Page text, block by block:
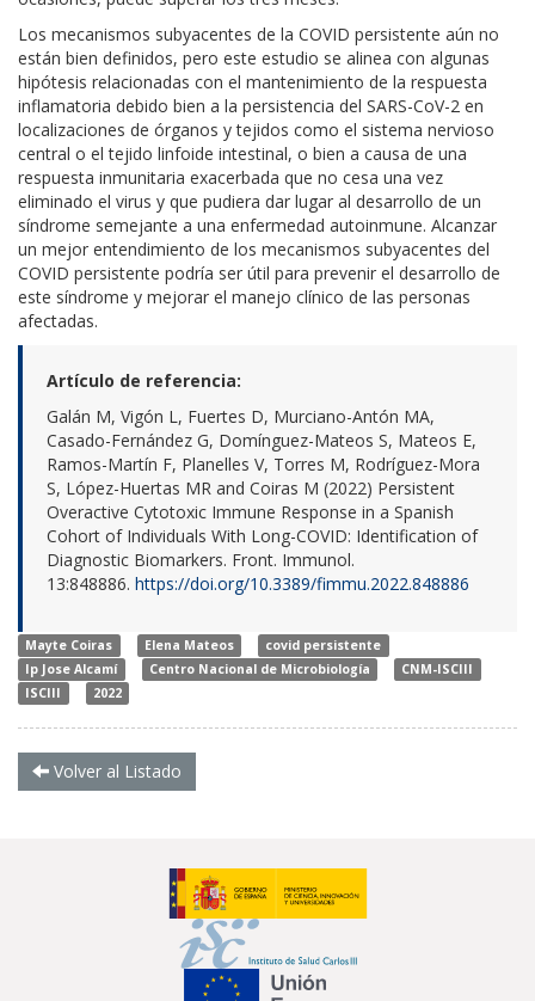
Los mecanismos subyacentes de la COVID persistente aún no
están bien definidos, pero este estudio se alinea con algunas
hipótesis relacionadas con el mantenimiento de la respuesta
inflamatoria debido bien a la persistencia del SARS-CoV-2 en
localizaciones de órganos y tejidos como el sistema nervioso
central o el tejido linfoide intestinal, o bien a causa de una
respuesta inmunitaria exacerbada que no cesa una vez
eliminado el virus y que pudiera dar lugar al desarrollo de un
síndrome semejante a una enfermedad autoinmune. Alcanzar
un mejor entendimiento de los mecanismos subyacentes del
COVID persistente podría ser útil para prevenir el desarrollo de
este síndrome y mejorar el manejo clínico de las personas
afectadas.
Artículo de referencia​:
Galán M, Vigón L, Fuertes D, Murciano-Antón MA,
Casado-Fernández G, Domínguez-Mateos S, Mateos E,
Ramos-Martín F, Planelles V, Torres M, Rodríguez-Mora
S, López-Huertas MR and Coiras M (2022) Persistent
Overactive Cytotoxic Immune Response in a Spanish
Cohort of Individuals With Long-COVID: Identification of
Diagnostic Biomarkers. Front. Immunol.
13:848886. https://doi.org/10.3389/fimmu.2022.848886
Mayte Coiras Elena Mateos
covid persistente
Ip Jose Alcamí
Centro Nacional de Microbiología
CNM-ISCIII
ISCIII
2022
Volver al Listado